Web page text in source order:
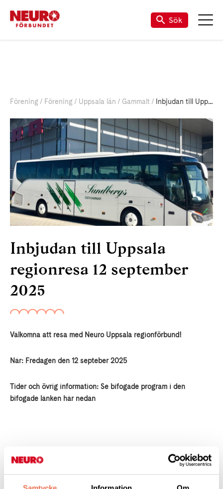
Sök
Förening Förening Uppsala län Gammalt Inbjudan till Uppsala regionresa 12 september 2025
Inbjudan till Uppsala
regionresa 12 september
2025
Välkomna att resa med Neuro Uppsala regionförbund!
När: Fredagen den 12 septeber 2025
Tider och övrig information: Se bifogade program i den
bifogade länken här nedan
Åke för att kolla om det finns plats.